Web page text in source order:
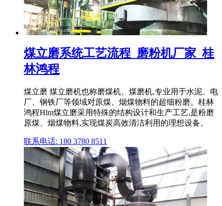
煤立磨系统工艺流程_磨粉机厂家_桂
林鸿程
煤立磨 煤立磨机也称磨煤机、煤磨机,专业用于水泥、电
厂、钢铁厂等领域对原煤、烟煤物料的超细粉磨。桂林
鸿程Hlm煤立磨采用特殊的结构设计和生产工艺,是粉磨
原煤、烟煤物料,实现煤炭高效清洁利用的理想设备。
联系电话: 180 3780 8511